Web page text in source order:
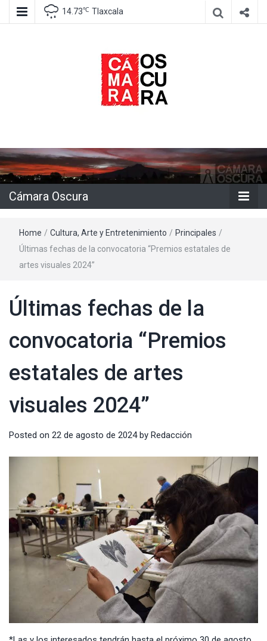
14.73℃ Tlaxcala
Cámara
Oscura
Cámara Oscura
Home / Cultura, Arte y Entretenimiento / Principales /
Últimas fechas de la convocatoria “Premios estatales de
artes visuales 2024”
Últimas fechas de la
convocatoria “Premios
estatales de artes
visuales 2024”
Posted on 22 de agosto de 2024by Redacción